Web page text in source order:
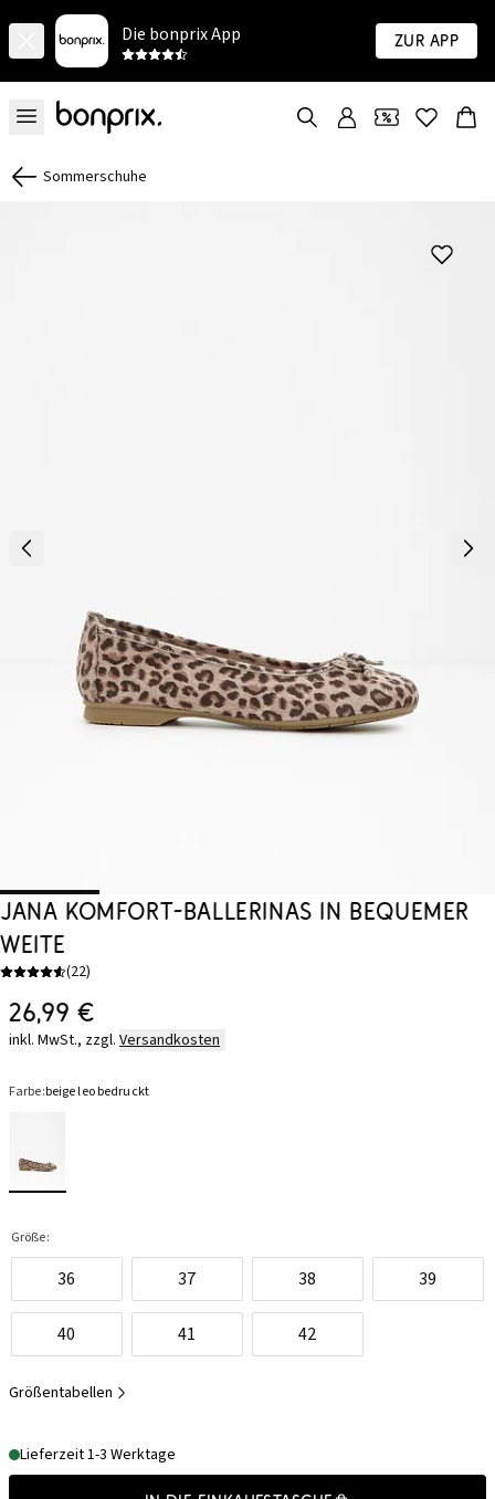
Die bonprix App Zur App
Sommerschuhe
Jana Komfort-Ballerinas in bequemer
Weite
(22)
26,99 €
inkl. MwSt., zzgl. Versandkosten
Farbe:beige leo bedruckt
Größe:
36 37 38 39
40 41 42
Größentabellen
Lieferzeit 1-3 Werktage